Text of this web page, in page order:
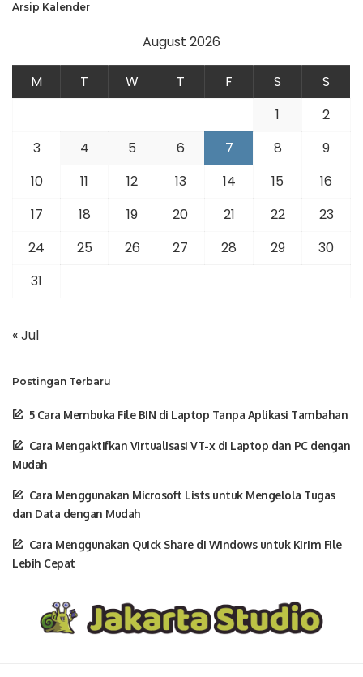
Arsip Kalender
August 2026
M T W T F S
S
1
2
3
4 5 6 7 8
9
10
11 12 13 14 15
16
17
18 19 20 21 22
23
24
25 26 27 28 29
30
31
« Jul
Postingan Terbaru
5 Cara Membuka File BIN di Laptop Tanpa Aplikasi Tambahan
Cara Mengaktifkan Virtualisasi VT-x di Laptop dan PC dengan
Mudah
Cara Menggunakan Microsoft Lists untuk Mengelola Tugas
dan Data dengan Mudah
Cara Menggunakan Quick Share di Windows untuk Kirim File
Lebih Cepat